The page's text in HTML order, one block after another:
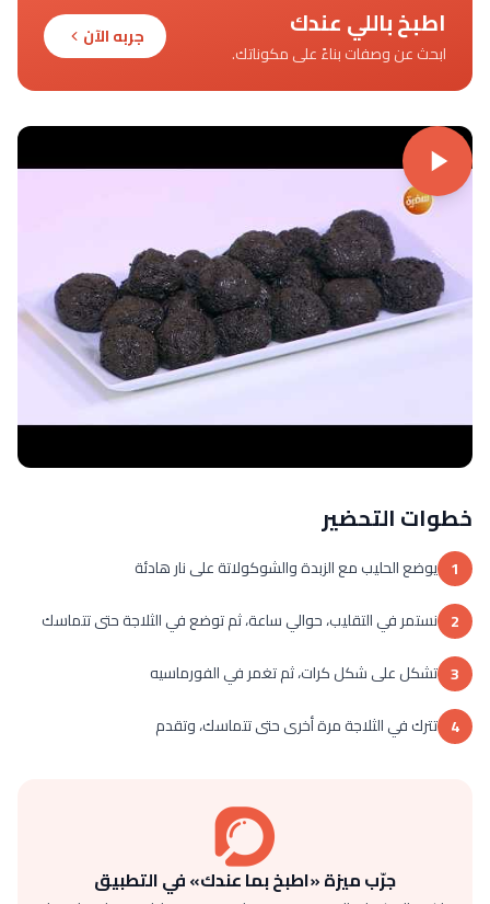
اطبخ باللي عندك
ابحث عن وصفات بناءً على مكوناتك.
جربه الآن
خطوات التحضير
1 يوضع الحليب مع الزبدة والشوكولاتة على نار هادئة
2 نستمر في التقليب، حوالي ساعة، ثم توضع في الثلاجة حتى تتماسك
3 تشكل على شكل كرات، ثم تغمر في الفورماسيه
4 تترك في الثلاجة مرة أخرى حتى تتماسك، وتقدم
جرّب ميزة «اطبخ بما عندك» في التطبيق